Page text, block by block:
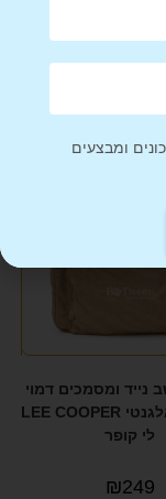
נייד ומסמכים דמוי
עור בלוק אלגנטי LEE COOPER
לי קופר
₪249
ומבצעים